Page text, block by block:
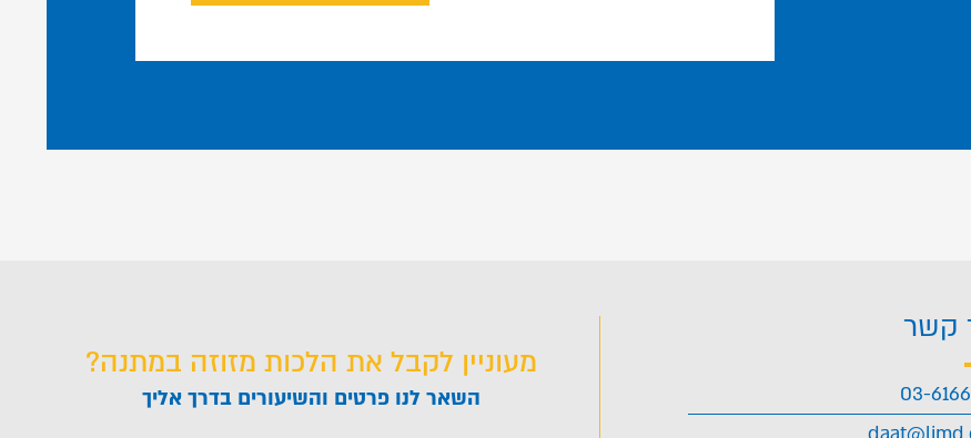
קשר
03-
מעוניין לקבל את הלכות מזוזה במתנה?
השאר לנו פרטים והשיעורים בדרך אליך